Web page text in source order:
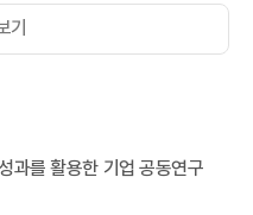
기
과를 활용한 기업 공동연구